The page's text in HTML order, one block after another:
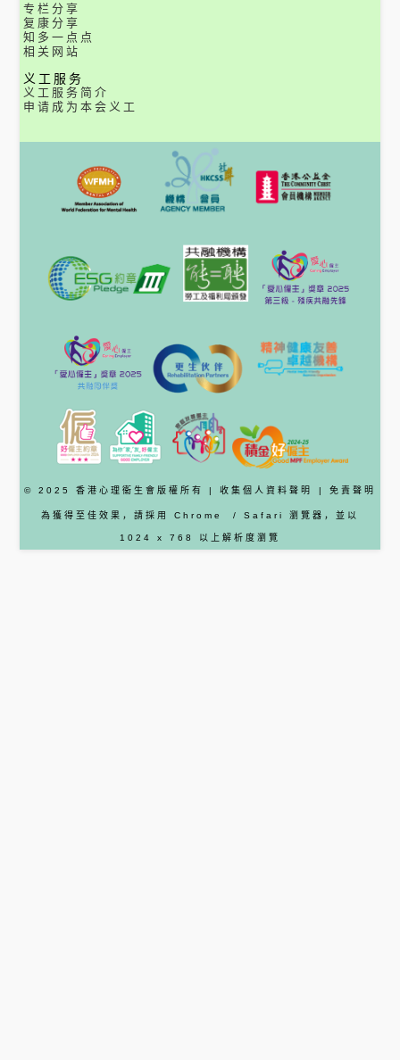
专栏分享
复康分享
知多一点点
相关网站
义工服务
义工服务简介
申请成为本会义工
© 2025 香港心理衞生會版權所有 | 收集個人資料聲明 | 免責聲明
為獲得至佳效果，請採用 Chrome / Safari 瀏覽器 ，並以
1024 x 768 以上解析度瀏覽